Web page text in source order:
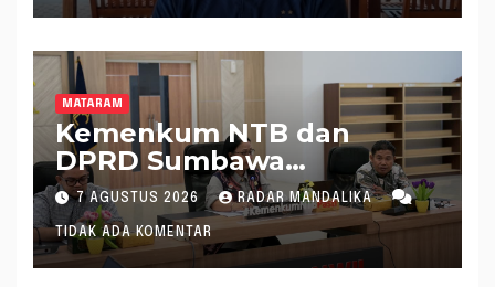
MATARAM
Kemenkum NTB dan
DPRD Sumbawa
Mantapkan Rencana
Pembentukan 8 Raperda
Inisiatif
7 AGUSTUS 2026 RADAR MANDALIKA
TIDAK ADA KOMENTAR